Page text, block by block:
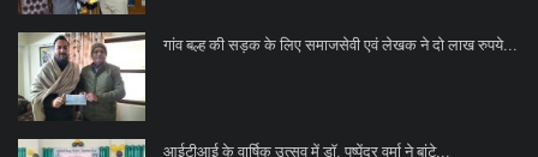
गांव बल्ह की सड़क के लिए समाजसेवी एवं लेखक ने दो लाख रुपये...
आईटीआई के वार्षिक उत्सव में डॉ. पुष्पेंद्र वर्मा ने बांटे...